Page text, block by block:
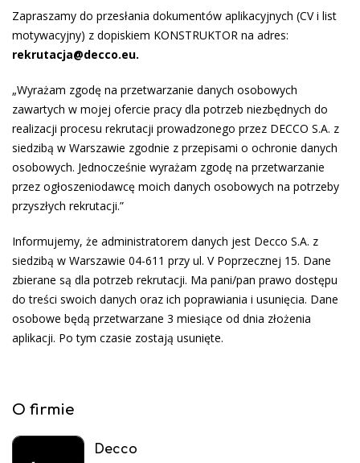
Zapraszamy do przesłania dokumentów aplikacyjnych (CV i list
motywacyjny) z dopiskiem KONSTRUKTOR na adres:
rekrutacja@decco.eu.
„Wyrażam zgodę na przetwarzanie danych osobowych
zawartych w mojej ofercie pracy dla potrzeb niezbędnych do
realizacji procesu rekrutacji prowadzonego przez DECCO S.A. z
siedzibą w Warszawie zgodnie z przepisami o ochronie danych
osobowych. Jednocześnie wyrażam zgodę na przetwarzanie
przez ogłoszeniodawcę moich danych osobowych na potrzeby
przyszłych rekrutacji.”
Informujemy, że administratorem danych jest Decco S.A. z
siedzibą w Warszawie 04-611 przy ul. V Poprzecznej 15. Dane
zbierane są dla potrzeb rekrutacji. Ma pani/pan prawo dostępu
do treści swoich danych oraz ich poprawiania i usunięcia. Dane
osobowe będą przetwarzane 3 miesiące od dnia złożenia
aplikacji. Po tym czasie zostają usunięte.
O firmie
Decco